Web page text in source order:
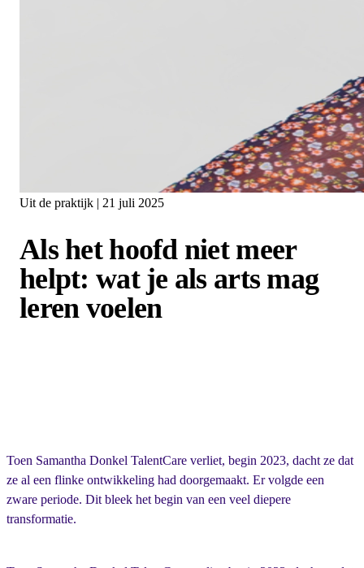
Uit de praktijk | 21 juli 2025
Als het hoofd niet meer
helpt: wat je als arts mag
leren voelen
Toen Samantha Donkel TalentCare verliet, begin 2023, dacht ze dat
ze al een flinke ontwikkeling had doorgemaakt. Er volgde een
zware periode. Dit bleek het begin van een veel diepere
transformatie.